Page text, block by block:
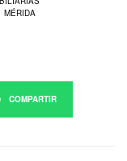
MÉRIDA
COMPARTIR